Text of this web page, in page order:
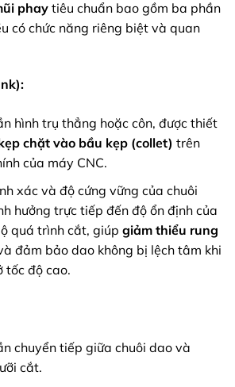
phay tiêu chuẩn bao gồm ba phần
có chức năng riêng biệt và quan
hình trụ thẳng hoặc côn, được thiết
chặt vào bầu kẹp (collet) trên
của máy CNC.
xác và độ cứng vững của chuôi
hưởng trực tiếp đến độ ổn định của
quá trình cắt, giúp giảm thiểu rung
đảm bảo dao không bị lệch tâm khi
tốc độ cao.
chuyển tiếp giữa chuôi dao và
cắt.